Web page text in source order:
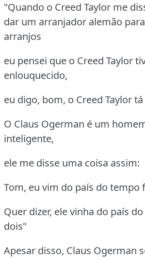
"Quando o Creed Taylor me
dar um arranjador alemão
arranjos
eu pensei que o Creed Taylor
enlouquecido,
eu digo, bom, o Creed Taylor
O Claus Ogerman é um
inteligente,
ele me disse uma coisa assim:
Tom, eu vim do país do tempo
Quer dizer, ele vinha do país
dois"
Apesar disso, Claus Ogerman